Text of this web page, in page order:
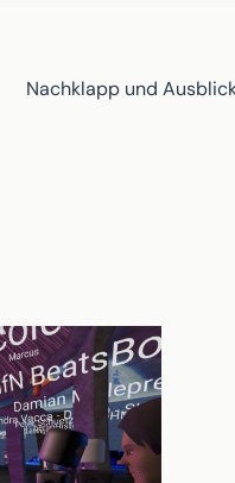
Nachklapp und